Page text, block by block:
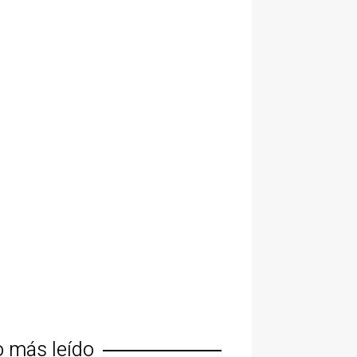
más leído